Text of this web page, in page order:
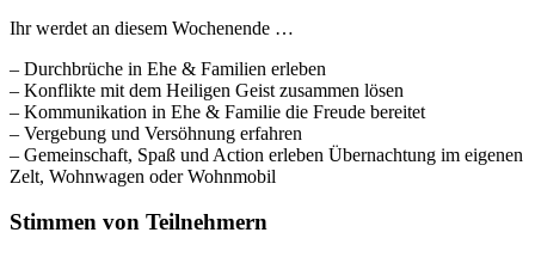
Ihr werdet an diesem Wochenende …
– Durchbrüche in Ehe & Familien erleben
– Konflikte mit dem Heiligen Geist zusammen lösen
– Kommunikation in Ehe & Familie die Freude bereitet
– Vergebung und Versöhnung erfahren
– Gemeinschaft, Spaß und Action erleben Übernachtung im eigenen
Zelt, Wohnwagen oder Wohnmobil
Stimmen von Teilnehmern